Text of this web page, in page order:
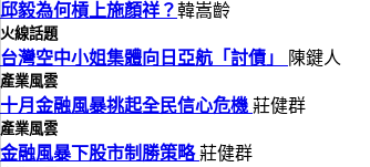
邱毅為何槓上施顏祥？韓嵩齡
火線話題
台灣空中小姐集體向日亞航「討債」 陳鍵人
產業風雲
十月金融風暴挑起全民信心危機 莊健群
產業風雲
金融風暴下股市制勝策略莊健群